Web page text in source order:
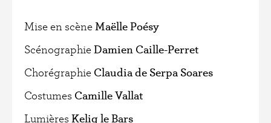
Mise en scène Maëlle Poésy
Scénographie Damien Caille-Perret
Chorégraphie Claudia de Serpa Soares
Costumes Camille Vallat
Lumières Kelig le Bars